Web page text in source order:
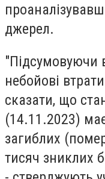
джерел.
"Підсумовуючи
небойові
сказати, що
(14.11.2023)
загиблих
тисяч зниклих